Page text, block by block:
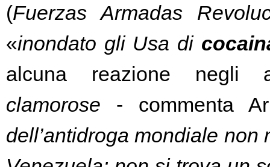
(Fuerzas Armadas
«inondato gli Usa di
alcuna reazione negli
clamorose - commenta
dell’antidroga mondiale